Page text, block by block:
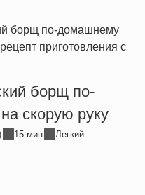
борщ по-
скорую руку
15 мин Легкий